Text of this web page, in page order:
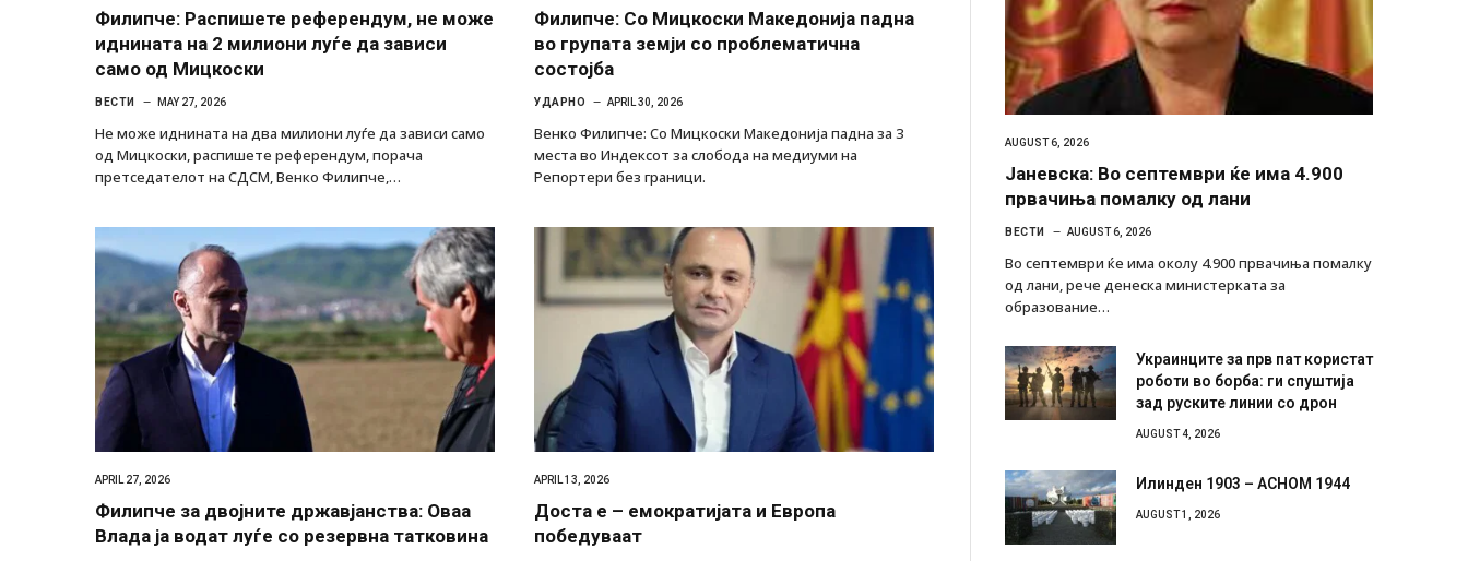
Филипче: Распишете референдум, не може
иднината на 2 милиони луѓе да зависи
само од Мицкоски
ВЕСТИ MAY 27, 2026
Не може иднината на два милиони луѓе да зависи само
од Мицкоски, распишете референдум, порача
претседателот на СДСМ, Венко Филипче,…
Филипче: Со Мицкоски Македонија падна
во групата земји со проблематична
состојба
УДАРНО APRIL 30, 2026
Венко Филипче: Со Мицкоски Македонија падна за 3
места во Индексот за слобода на медиуми на
Репортери без граници.
APRIL 27, 2026
Филипче за двојните државјанства: Оваа
Влада ја водат луѓе со резервна татковина
APRIL 13, 2026
Доста е – емократијата и Европа
победуваат
Јаневска: Во септември ќе има 4.900
првачиња помалку од лани
ВЕСТИ
Во септември ќе има околу 4.900 првачиња помалку
од лани, рече денеска министерката за
образование…
роботи во борба: ги спуштија
зад руските линии со дрон
AUGUST 4, 2026
AUGUST 1, 2026